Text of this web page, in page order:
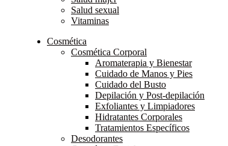
Salud sexual
Vitaminas
Cosmética
Cosmética Corporal
Aromaterapia y Bienestar
Cuidado de Manos y Pies
Cuidado del Busto
Depilación y Post-depilación
Exfoliantes y Limpiadores
Hidratantes Corporales
Tratamientos Específicos
Desodorantes